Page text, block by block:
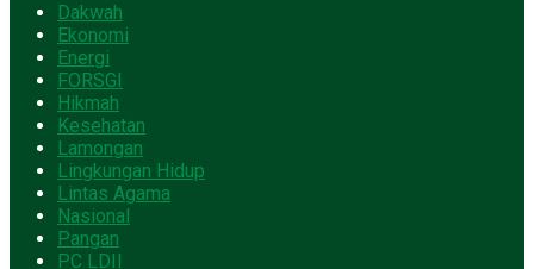
Dakwah
Ekonomi
Energi
FORSGI
Hikmah
Kesehatan
Lamongan
Lingkungan Hidup
Lintas Agama
Nasional
Pangan
PC LDII